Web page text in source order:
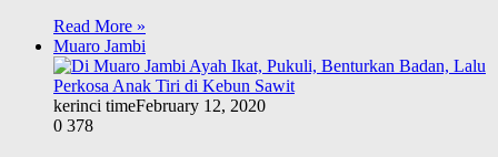
Read More »
Muaro Jambi
kerinci timeFebruary 12, 2020
0 378